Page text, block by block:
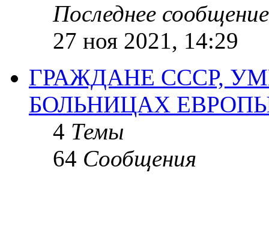
Последнее сообщение
27 ноя 2021, 14:29
ГРАЖДАНЕ СССР,
БОЛЬНИЦАХ
4 Темы
64 Сообщения